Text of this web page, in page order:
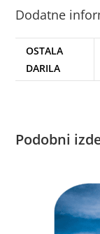
Dodatne
OSTALA
DARILA
Podobni